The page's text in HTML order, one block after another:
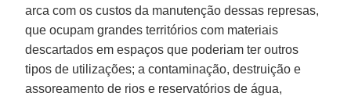
arca com os custos da manutenção dessas represas,
que ocupam grandes territórios com materiais
descartados em espaços que poderiam ter outros
tipos de utilizações; a contaminação, destruição e
assoreamento de rios e reservatórios de água,